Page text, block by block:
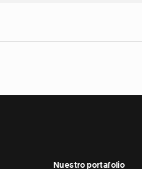
Nuestro portafolio